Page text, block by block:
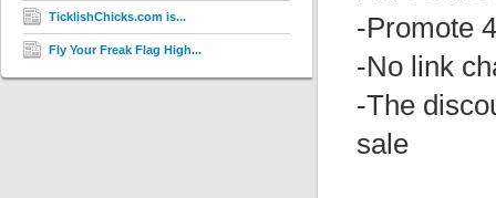
TicklishChicks.com is...
Fly Your Freak Flag High...
-Promote
-No link
-The
sale